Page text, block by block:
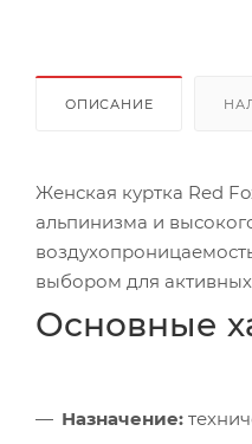
ОПИСАНИЕ
Женская куртка Red
альпинизма и
выбором для
Основные
Назначение: